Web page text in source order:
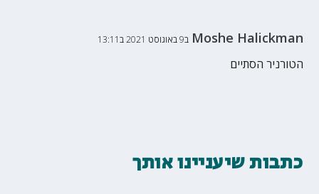
Moshe Halickman ב9 באוגוסט 2021 ב13:11
הטורניר הסתיים
כתבות שיעניינו אותך